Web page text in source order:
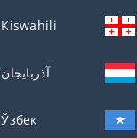
Kiswahili
آذربايجان
Ўзбек